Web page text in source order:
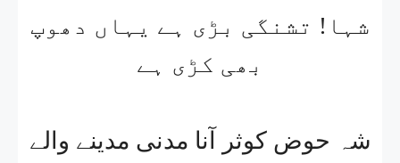
شہا! تشنگی بڑی ہے یہاں دھوپ
بھی کڑی ہے
شہ حوض کوثر آنا مدنی مدینے والے